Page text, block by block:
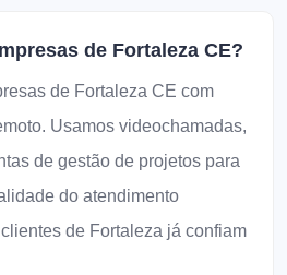
de Fortaleza CE?
de Fortaleza CE com
Usamos videochamadas,
de gestão de projetos para
do atendimento
de Fortaleza já confiam